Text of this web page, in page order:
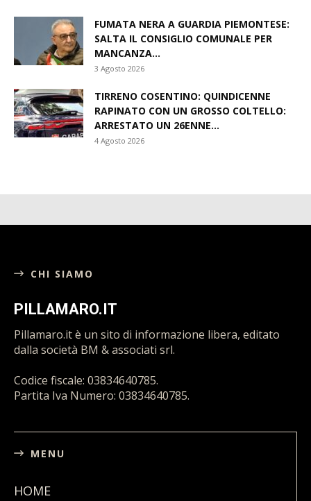
FUMATA NERA A GUARDIA PIEMONTESE:
SALTA IL CONSIGLIO COMUNALE PER
MANCANZA...
3 Agosto 2026
TIRRENO COSENTINO: QUINDICENNE
RAPINATO CON UN GROSSO COLTELLO:
ARRESTATO UN 26ENNE...
4 Agosto 2026
CHI SIAMO
PILLAMARO.IT
Pillamaro.it è un sito di informazione libera, editato
dalla società BM & associati srl.
Codice fiscale: 03834640785.
Partita Iva Numero: 03834640785.
MENU
HOME